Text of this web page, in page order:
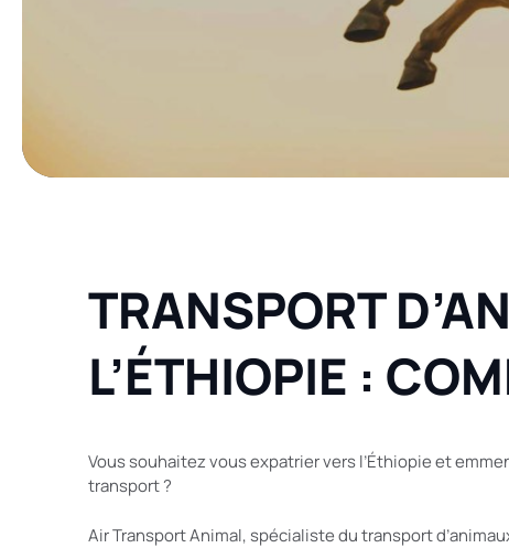
TRANSPORT
L’ÉTHIOPIE :
Vous souhaitez vous expatrier vers l’Éthiopie et
transport ?
Air Transport Animal, spécialiste du transport